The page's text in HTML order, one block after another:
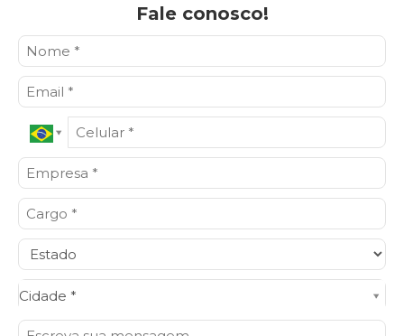
Fale conosco!
Cidade *
Cidade*